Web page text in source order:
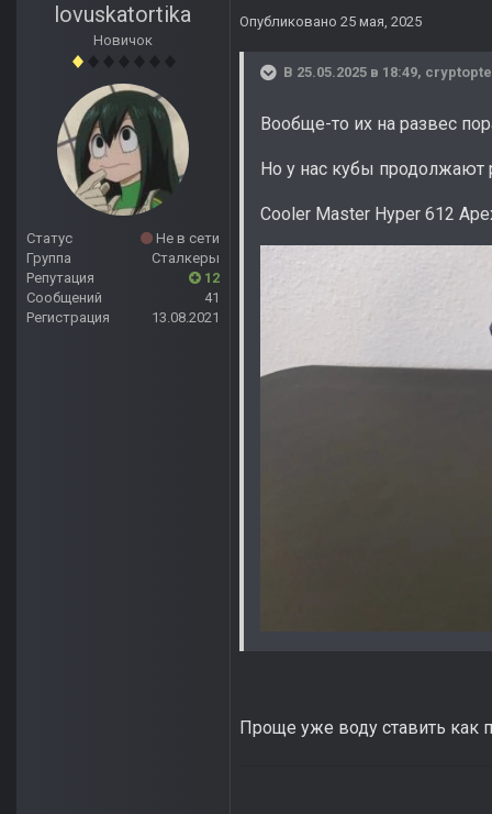
lovuskatortika
Новичок
Статус
Не в сети
Группа
Сталкеры
Репутация
12
Сообщений
41
Регистрация
13.08.2021
Опубликовано 25 мая, 2025
В 25.05.2025 в 18:49,
Вообще-то их на развес
Но у нас кубы продолжают
Cooler Master Hyper 612
Проще уже воду ставить как